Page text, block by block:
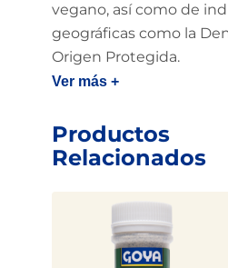
vegano, así como de
geográficas como la
Origen Protegida.
Ver más +
Productos
Relacionados